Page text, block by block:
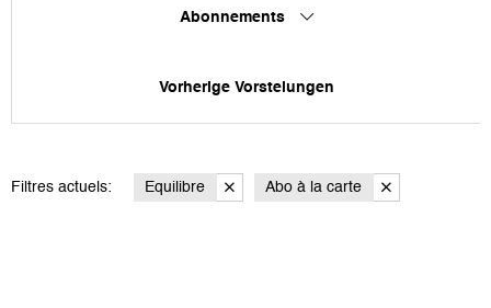
Abonnements
Vorherige Vorstelungen
Filtres actuels: Equilibre Abo à la carte